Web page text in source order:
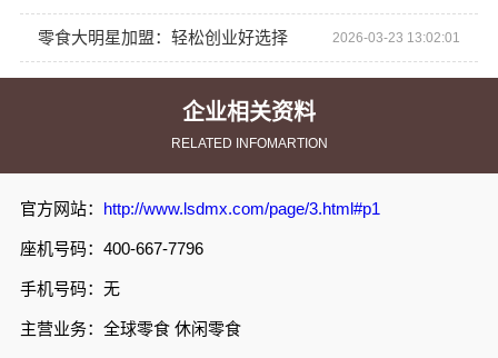
企业相关资料
RELATED INFOMARTION
官方网站： http://www.lsdmx.com/page/3.html#p1
座机号码：400-667-7796
手机号码：无
主营业务：全球零食 休闲零食
零食大明星加盟：轻松创业好选择 2026-03-23 13:02:01